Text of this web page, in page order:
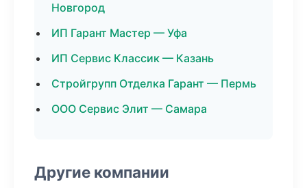
Новгород
ИП Гарант Мастер — Уфа
ИП Сервис Классик — Казань
Стройгрупп Отделка Гарант — Пермь
ООО Сервис Элит — Самара
Другие компании